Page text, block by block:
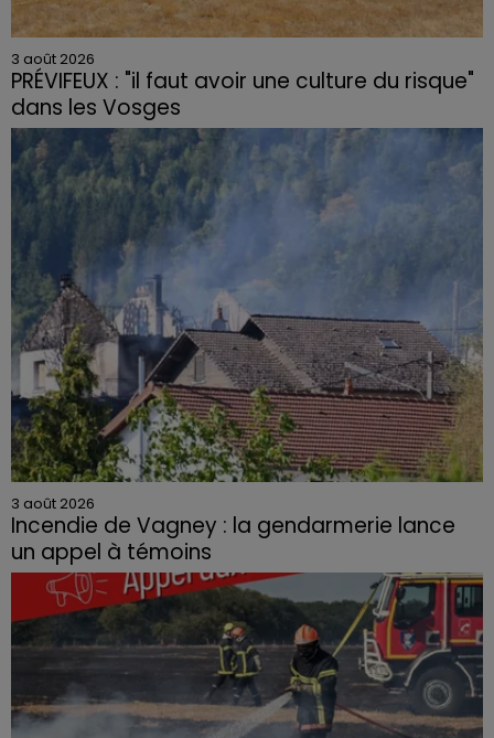
3 août 2026
PRÉVIFEUX : "il faut avoir une culture du risque"
dans les Vosges
3 août 2026
Incendie de Vagney : la gendarmerie lance
un appel à témoins
Le feu, parti d'une haie avant de se propager au
quartier résidentiel, avait détruit deux habitations et
contraint à l'évacuation d'une centaine de personnes.